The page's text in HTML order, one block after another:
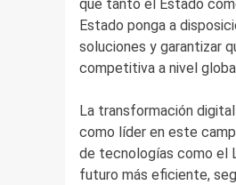
que tanto el Estado
Estado ponga a
soluciones y garantizar
competitiva a nivel
La transformación
como líder en este
de tecnologías como el
futuro más eficiente,